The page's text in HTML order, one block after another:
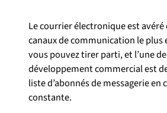
Le courrier électronique est avéré
canaux de communication le plus
vous pouvez tirer parti, et l’une
développement commercial est
liste d’abonnés de messagerie en
constante.